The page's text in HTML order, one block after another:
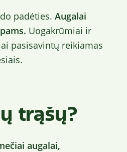
padėties. Augalai
Uogakrūmiai ir
pasisavintų reikiamas
trąšų?
augalai,